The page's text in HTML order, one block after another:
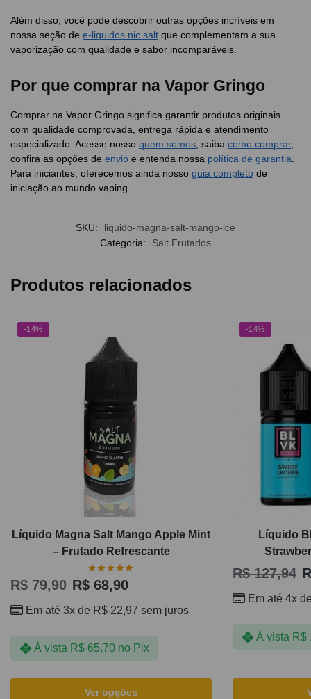
Além disso, você pode descobrir outras opções incríveis em
nossa seção de e-liquidos nic salt que complementam a sua
vaporização com qualidade e sabor incomparáveis.
Por que comprar na Vapor Gringo
Comprar na Vapor Gringo significa garantir produtos originais
com qualidade comprovada, entrega rápida e atendimento
especializado. Acesse nosso quem somos, saiba como comprar,
confira as opções de envio e entenda nossa política de garantia.
Para iniciantes, oferecemos ainda nosso guia completo de
iniciação ao mundo vaping.
SKU:
liquido-magna-salt-mango-ice
Categoria:
Salt Frutados
Produtos relacionados
-14%
Líquido Magna Salt Mango Apple Mint
– Frutado Refrescante
R$79,90 R$ 68,90
Em até 3x de R$ 22,97 sem juros
À vista R$65,70 no Pix
Ver opções
-14%
Líquido
R$127,94
Em até 4x
À vista R$